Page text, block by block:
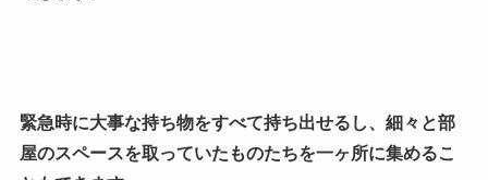
緊急時に大事な持ち物をすべて持ち出せるし、細々と部
屋のスペースを取っていたものたちを一ヶ所に集めるこ